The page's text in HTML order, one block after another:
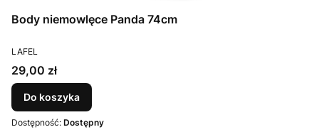
Body niemowlęce Panda 74cm
PRODUCENT
LAFEL
Cena
29,00 zł
Do koszyka
Dostępność: Dostępny